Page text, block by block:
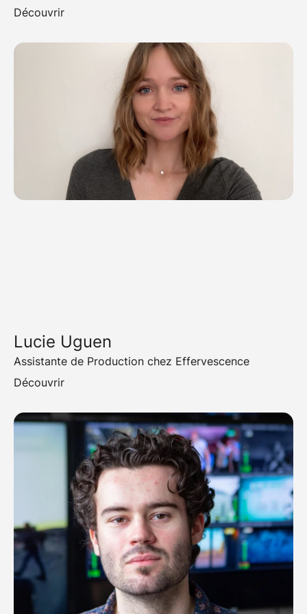
Découvrir
Lucie Uguen
Assistante de Production chez Effervescence
Découvrir